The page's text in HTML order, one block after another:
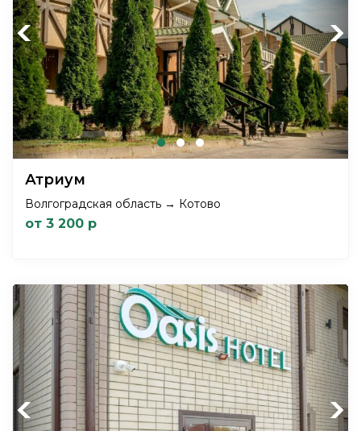
Previous Next
Атриум
Волгоградская область → Котово
от 3 200 р
Previous Next